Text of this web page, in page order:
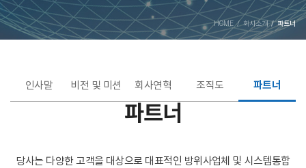
HOME 회사소개 파트너
인사말 비전 및 미션 회사연혁 조직도 파트너
파트너
당사는 다양한 고객을 대상으로 대표적인 방위사업체 및 시스템통합